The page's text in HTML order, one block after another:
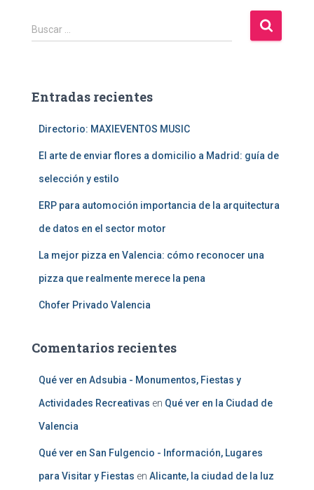
B
u
r
Buscar …
Entradas recientes
Directorio: MAXIEVENTOS MUSIC
El arte de enviar flores a domicilio a Madrid: guía de
selección y estilo
ERP para automoción importancia de la arquitectura
de datos en el sector motor
La mejor pizza en Valencia: cómo reconocer una
pizza que realmente merece la pena
Chofer Privado Valencia
Comentarios recientes
Qué ver en Adsubia - Monumentos, Fiestas y
Actividades Recreativas en Qué ver en la Ciudad de
Valencia
Qué ver en San Fulgencio - Información, Lugares
para Visitar y Fiestas en Alicante, la ciudad de la luz